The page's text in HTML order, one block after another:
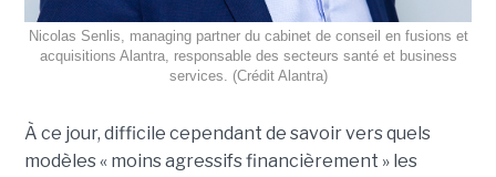
Nicolas Senlis, managing partner du cabinet de conseil en fusions et
acquisitions Alantra, responsable des secteurs santé et business
services. (Crédit Alantra)
À ce jour, difficile cependant de savoir vers quels
modèles « moins agressifs financièrement » les